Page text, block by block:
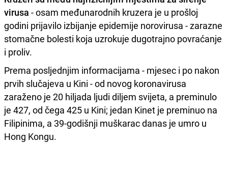
virusa - osam međunarodnih kruzera je u prošloj
godini prijavilo izbijanje epidemije norovirusa - zarazne
stomačne bolesti koja uzrokuje dugotrajno povraćanje
i proliv.
Prema posljednjim informacijama - mjesec i po nakon
prvih slučajeva u Kini - od novog koronavirusa
zaraženo je 20 hiljada ljudi diljem svijeta, a preminulo
je 427, od čega 425 u Kini; jedan Kinet je preminuo na
Filipinima, a 39-godišnji muškarac danas je umro u
Hong Kongu.